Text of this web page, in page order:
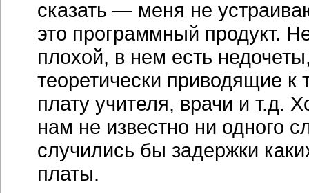
сказать — меня не
это программный продукт.
плохой, в нем есть
теоретически приводящие к
плату учителя, врачи и т.д.
нам не известно ни одного
случились бы задержки
платы.